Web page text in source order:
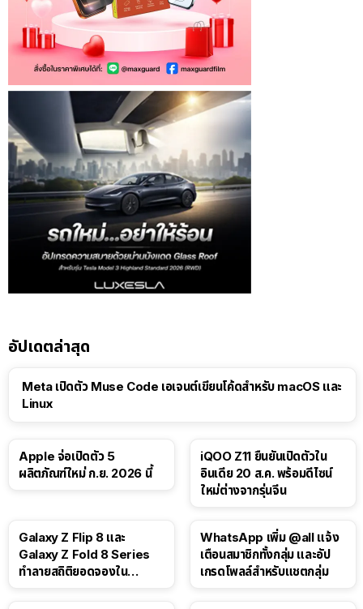
อัปเดตล่าสุด
Meta เปิดตัว Muse Code เอเจนต์เขียนโค้ดสำหรับ macOS และ
Linux
Apple จ่อเปิดตัว 5
ผลิตภัณฑ์ใหม่ ก.ย. 2026 นี้
iQOO Z11 ยืนยันเปิดตัวใน
อินเดีย 20 ส.ค. พร้อมดีไซน์
ใหม่ต่างจากรุ่นจีน
Galaxy Z Flip 8 และ
Galaxy Z Fold 8 Series
ทำลายสถิติยอดจองใน
WhatsApp เพิ่ม @all แจ้ง
เตือนสมาชิกทั้งกลุ่ม และอัป
เกรดโพลล์สำหรับแชตกลุ่ม